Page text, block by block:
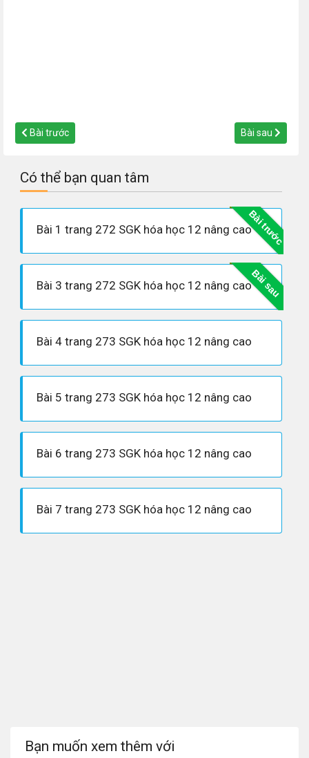
Bài trước Bài sau
Có thể bạn quan tâm
Bài trước
Bài 1 trang 272 SGK hóa học 12 nâng cao
Bài sau
Bài 3 trang 272 SGK hóa học 12 nâng cao
Bài 4 trang 273 SGK hóa học 12 nâng cao
Bài 5 trang 273 SGK hóa học 12 nâng cao
Bài 6 trang 273 SGK hóa học 12 nâng cao
Bài 7 trang 273 SGK hóa học 12 nâng cao
Bạn muốn xem thêm với